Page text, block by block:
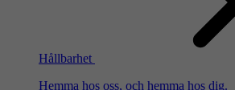
Hållbarhet
Hemma hos oss, och hemma hos dig.